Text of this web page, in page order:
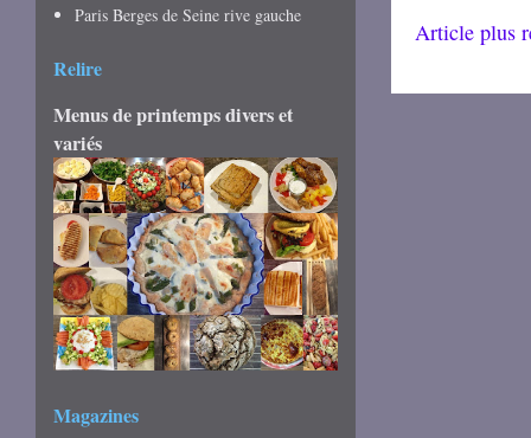
Article plus
Paris Berges de Seine rive gauche
Relire
Menus de printemps divers et
variés
Magazines